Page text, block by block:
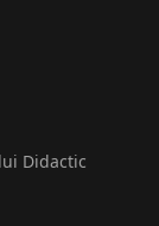
Didactic